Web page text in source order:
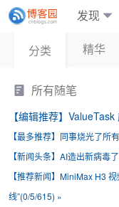
发现
博客
闪存
会员
分类 精华
所有随笔
【编辑推荐】
【最多推荐】 同事烧光了所
【新闻头条】 AI造出新病毒
【推荐新闻】 MiniMax H3 视
线”(0/5/615) »